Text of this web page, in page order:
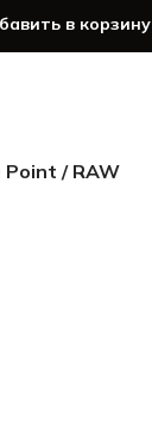
в корзину
/ RAW